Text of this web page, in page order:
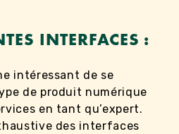
INTERFACES :
intéressant de se
de produit numérique
en tant qu’expert.
des interfaces